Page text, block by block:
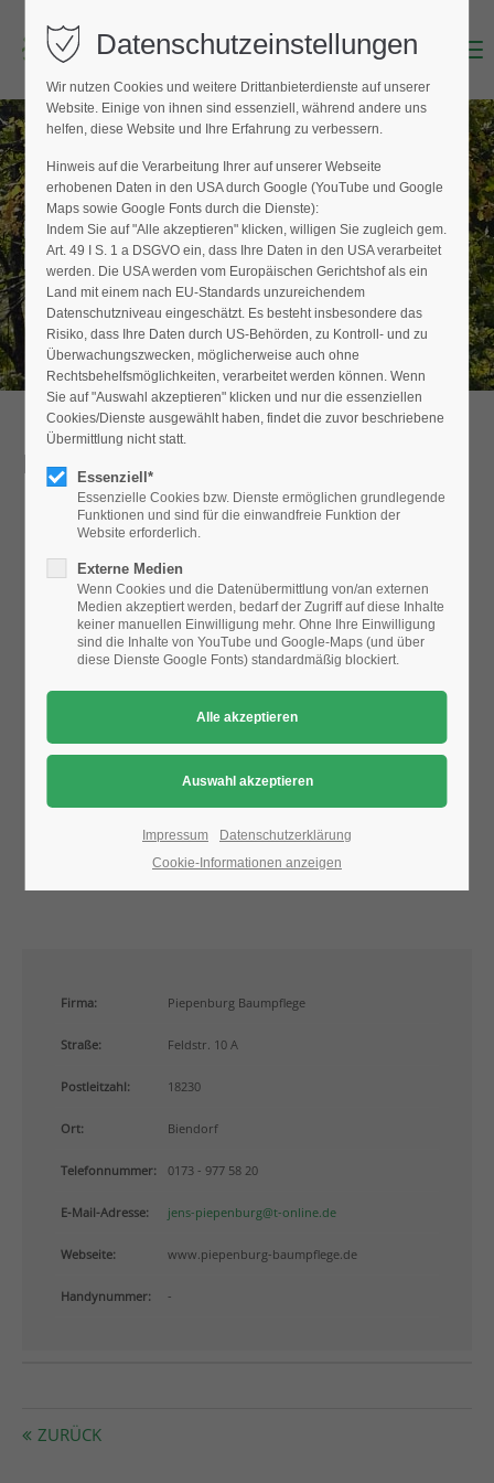
Login
Benutzername (E-Mailadresse)
Passwort
Anmelden
Register|Lost your password?
Support
24h/ 365days
We offer support for our customers
Mon - Fri 8:00am - 5:00pm(GMT +1)
Get in touch
376-293 City Road, Suite 600
San Francisco, CA 94102
info@yourdomain.com
About us
Lorem ipsum dolor sit amet, consectetuer adipiscing
elit.
Aenean commodo ligula eget dolor. Aenean massa.
parturient montes, nascetur ridiculus mus. Donec
Menu
BAUMPFLEGER FINDEN
Hier finden Sie den Fachbetrieb in Ihrer
Nähe
Detailansicht
nicht angezeigt.
Bitte ändern Sie dieDatenschutz-Einstellungen, indem Sie
auch "externe Medien" zulassen.
Firma: Piepenburg Baumpflege
Straße: Feldstr. 10 A
Postleitzahl: 18230
Ort: Biendorf
Telefonnummer: 0173 - 977 58 20
E-Mail-Adresse: jens-piepenburg@t-online.de
Webseite: www.piepenburg-baumpflege.de
Handynummer: -
ZURÜCK
Datenschutzeinstellungen
Wir nutzen Cookies und weitere Drittanbieterdienste auf unserer
Website. Einige von ihnen sind essenziell, während andere uns
helfen, diese Website und Ihre Erfahrung zu verbessern.
Hinweis auf die Verarbeitung Ihrer auf unserer Webseite
erhobenen Daten in den USA durch Google (YouTube und Google
Maps sowie Google Fonts durch die Dienste):
Indem Sie auf "Alle akzeptieren" klicken, willigen Sie zugleich gem.
Art. 49 I S. 1 a DSGVO ein, dass Ihre Daten in den USA verarbeitet
werden. Die USA werden vom Europäischen Gerichtshof als ein
Land mit einem nach EU-Standards unzureichendem
Datenschutzniveau eingeschätzt. Es besteht insbesondere das
Risiko, dass Ihre Daten durch US-Behörden, zu Kontroll- und zu
Überwachungszwecken, möglicherweise auch ohne
Rechtsbehelfsmöglichkeiten, verarbeitet werden können. Wenn
Sie auf "Auswahl akzeptieren" klicken und nur die essenziellen
Cookies/Dienste ausgewählt haben, findet die zuvor beschriebene
Übermittlung nicht statt.
Essenziell*
Essenzielle Cookies bzw. Dienste ermöglichen grundlegende
Funktionen und sind für die einwandfreie Funktion der
Website erforderlich.
Externe Medien
Wenn Cookies und die Datenübermittlung von/an externen
Medien akzeptiert werden, bedarf der Zugriff auf diese Inhalte
keiner manuellen Einwilligung mehr. Ohne Ihre Einwilligung
sind die Inhalte von YouTube und Google-Maps (und über
diese Dienste Google Fonts) standardmäßig blockiert.
Impressum
Datenschutzerklärung
Cookie-Informationen anzeigen